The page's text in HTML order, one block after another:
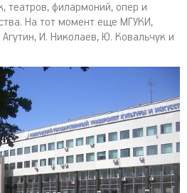
театров, филармоний, опер и
На тот момент еще МГУКИ,
И. Николаев, Ю. Ковальчук и